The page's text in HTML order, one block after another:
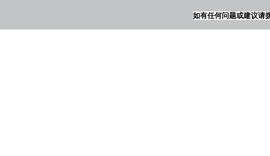
如有任何问题或建议请